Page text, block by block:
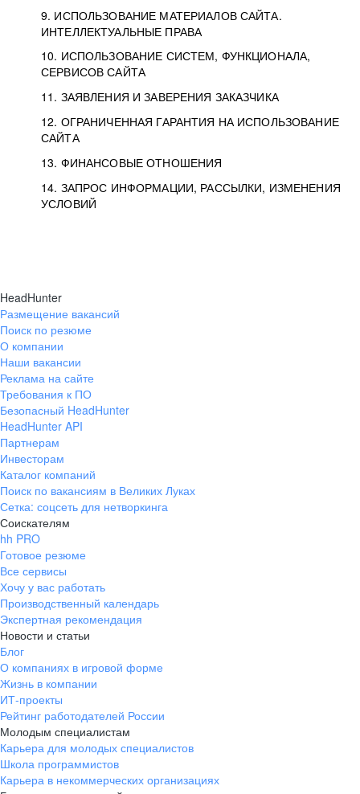
9. ИСПОЛЬЗОВАНИЕ МАТЕРИАЛОВ САЙТА.
ИНТЕЛЛЕКТУАЛЬНЫЕ ПРАВА
10. ИСПОЛЬЗОВАНИЕ СИСТЕМ, ФУНКЦИОНАЛА,
СЕРВИСОВ САЙТА
11. ЗАЯВЛЕНИЯ И ЗАВЕРЕНИЯ ЗАКАЗЧИКА
12. ОГРАНИЧЕННАЯ ГАРАНТИЯ НА ИСПОЛЬЗОВАНИЕ
САЙТА
13. ФИНАНСОВЫЕ ОТНОШЕНИЯ
14. ЗАПРОС ИНФОРМАЦИИ, РАССЫЛКИ, ИЗМЕНЕНИЯ
УСЛОВИЙ
HeadHunter
Размещение вакансий
Поиск по резюме
О компании
Наши вакансии
Реклама на сайте
Требования к ПО
Безопасный HeadHunter
HeadHunter API
Партнерам
Инвесторам
Каталог компаний
Поиск по вакансиям в Великих Луках
Сетка: соцсеть для нетворкинга
Соискателям
hh PRO
Готовое резюме
Все сервисы
Хочу у вас работать
Производственный календарь
Экспертная рекомендация
Новости и статьи
Блог
О компаниях в игровой форме
Жизнь в компании
ИТ-проекты
Рейтинг работодателей России
Молодым специалистам
Карьера для молодых специалистов
Школа программистов
Карьера в некоммерческих организациях